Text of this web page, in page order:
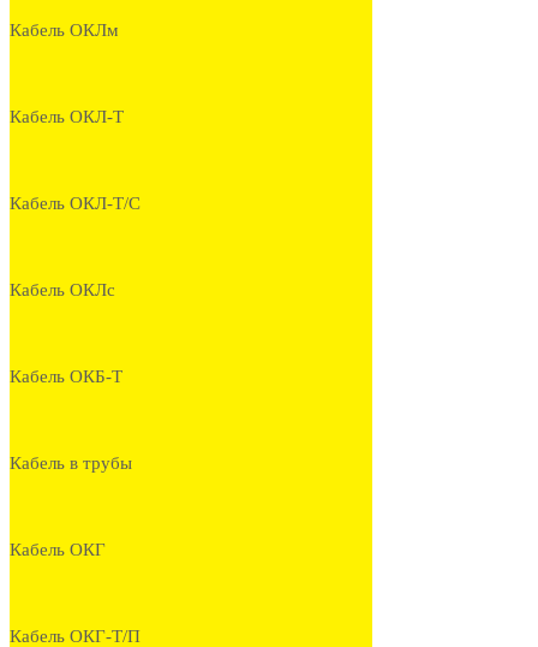
Кабель ОКЛм
Кабель ОКЛ-Т
Кабель ОКЛ-Т/С
Кабель ОКЛс
Кабель ОКБ-Т
Кабель в трубы
Кабель ОКГ
Кабель ОКГ-Т/П